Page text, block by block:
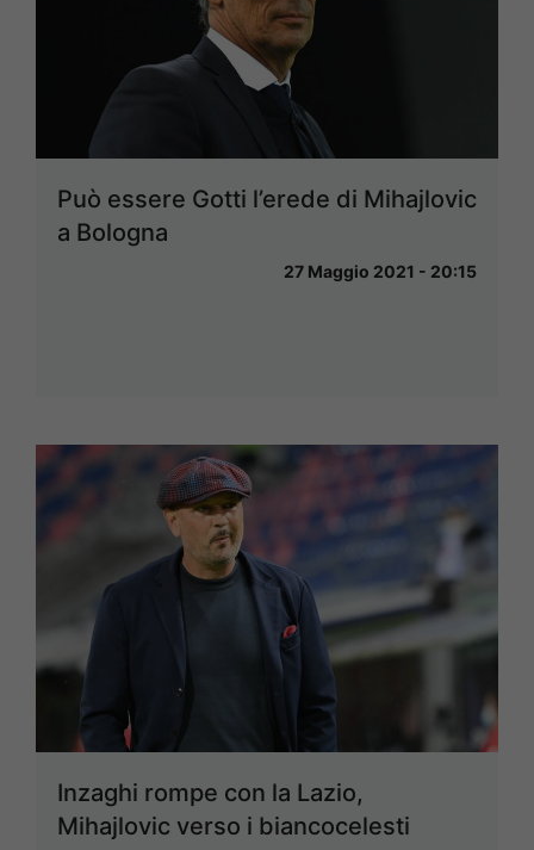
Può essere Gotti l’erede di Mihajlovic
a Bologna
27 Maggio 2021 - 20:15
Inzaghi rompe con la Lazio,
Mihajlovic verso i biancocelesti